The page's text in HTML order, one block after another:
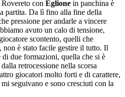
con Eglione in panchina è
partita. Da lì fino alla fine della
pressione per andarle a vincere
avuto un calo di tensione,
scontento, quelli che
non è stato facile gestire il tutto. Il
di due formazioni, quella che si è
retrocessione nella scorsa
giocatori molto forti e di carattere,
seguivano e sono cresciuti con la